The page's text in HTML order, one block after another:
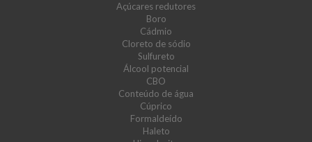
Açúcares redutores
Boro
Cádmio
Cloreto de sódio
Sulfureto
Álcool potencial
CBO
Conteúdo de água
Cúprico
Formaldeído
Haleto